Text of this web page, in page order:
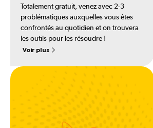
Totalement gratuit, venez avec 2-3
problématiques auxquelles vous êtes
confrontés au quotidien et on trouvera
les outils pour les résoudre !
Voir plus